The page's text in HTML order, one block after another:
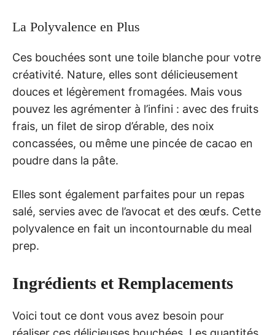
La Polyvalence en Plus
Ces bouchées sont une toile blanche pour votre
créativité. Nature, elles sont délicieusement
douces et légèrement fromagées. Mais vous
pouvez les agrémenter à l’infini : avec des fruits
frais, un filet de sirop d’érable, des noix
concassées, ou même une pincée de cacao en
poudre dans la pâte.
Elles sont également parfaites pour un repas
salé, servies avec de l’avocat et des œufs. Cette
polyvalence en fait un incontournable du meal
prep.
Ingrédients et Remplacements
Voici tout ce dont vous avez besoin pour